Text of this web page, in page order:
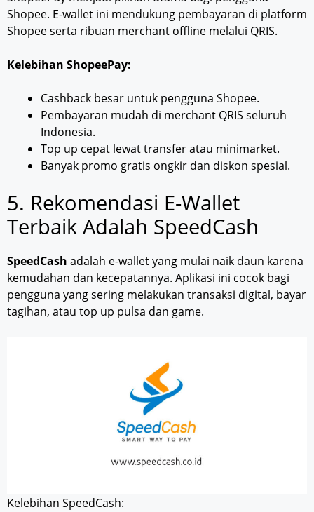
Shopee. E-wallet ini mendukung pembayaran di platform
Shopee serta ribuan merchant offline melalui QRIS.
Kelebihan ShopeePay:
Cashback besar untuk pengguna Shopee.
Pembayaran mudah di merchant QRIS seluruh
Indonesia.
Top up cepat lewat transfer atau minimarket.
Banyak promo gratis ongkir dan diskon spesial.
5. Rekomendasi E-Wallet
Terbaik Adalah SpeedCash
SpeedCash adalah e-wallet yang mulai naik daun karena
kemudahan dan kecepatannya. Aplikasi ini cocok bagi
pengguna yang sering melakukan transaksi digital, bayar
tagihan, atau top up pulsa dan game.
Kelebihan SpeedCash: